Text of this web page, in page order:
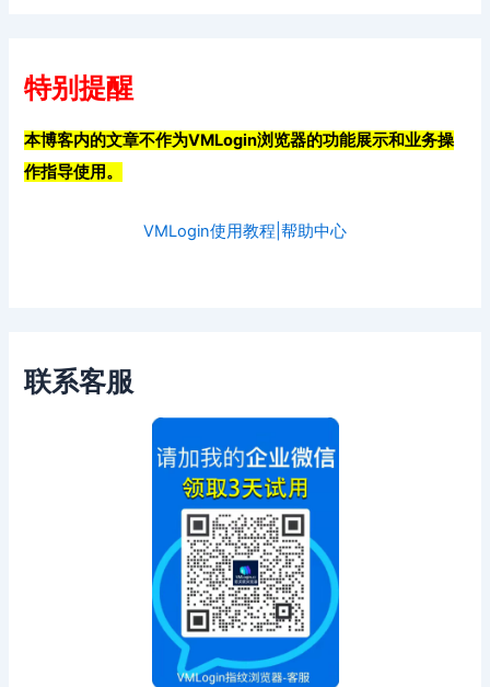
特别提醒
本博客内的文章不作为VMLogin浏览器的功能展示和业务操
作指导使用。
VMLogin使用教程|帮助中心
联系客服